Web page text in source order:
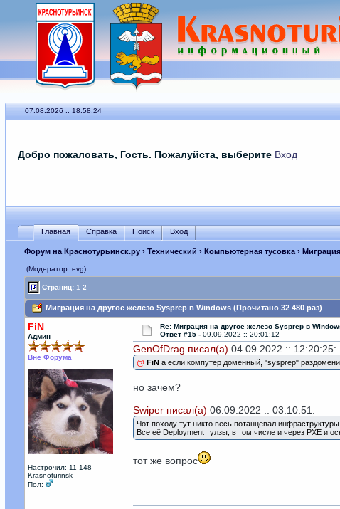
07.08.2026 :: 18:58:24
Добро пожаловать, Гость. Пожалуйста, выберите Вход
Главная Справка Поиск Вход
Форум на Краснотурьинск.ру› Технический › Компьютерная тусовка›
(Модератор: evg)
Страниц: 1 2
Миграция на другое железо Sysprep в Windows (Прочитано 32 480 раз)
FiN
Админ
Вне Форума
Настрочил: 11 148
Krasnoturinsk
Пол:
Re: Миграция на другое железо Sysprep в
Ответ #15 - 09.09.2022 :: 20:01:12
GenOfDrag писал(а) 04.09.2022 :: 12:20:25:
@ FiN а если компутер доменный, "sysprep"
но зачем?
Swiper писал(а) 06.09.2022 :: 03:10:51:
Чот походу тут никто весь потанцевал
Все её Deployment тулзы, в том числе и через PXE и
тот же вопрос